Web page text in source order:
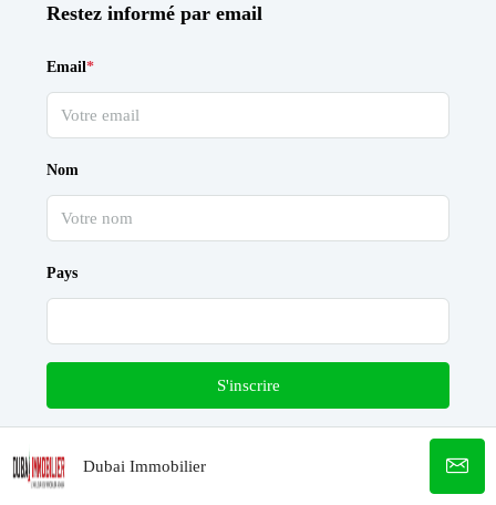
Dubai Immobilier
Restez informé par email
Email*
Nom
Pays
S'inscrire